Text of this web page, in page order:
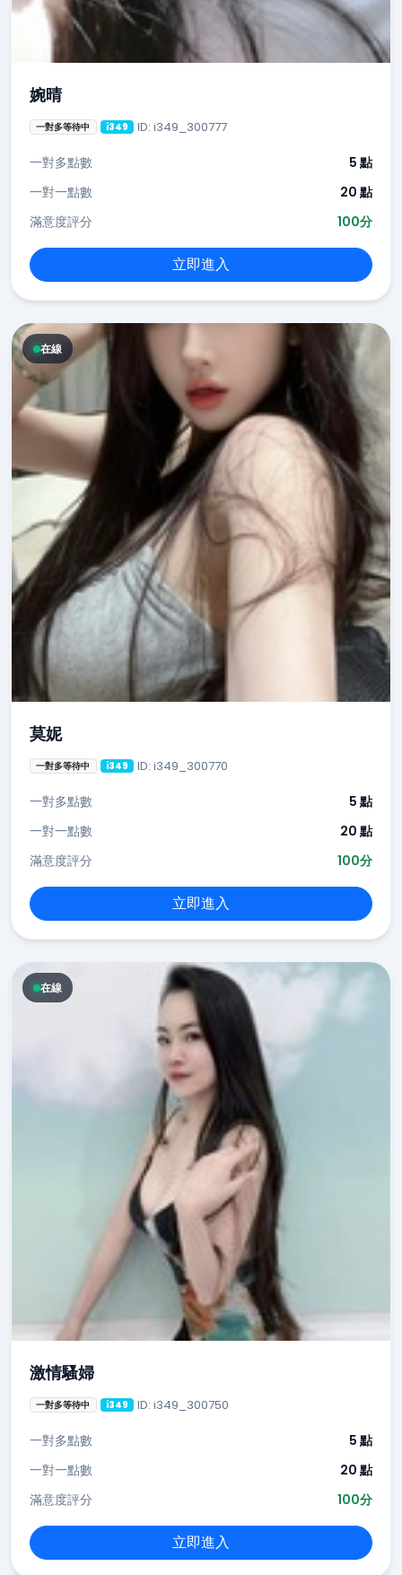
婉晴
一對多等待中 i349 ID: i349_300777
一對多點數
5 點
一對一點數
20 點
滿意度評分
100分
立即進入
在線
莫妮
一對多等待中 i349 ID: i349_300770
一對多點數
5 點
一對一點數
20 點
滿意度評分
100分
立即進入
在線
激情騷婦
一對多等待中 i349 ID: i349_300750
一對多點數
5 點
一對一點數
20 點
滿意度評分
100分
立即進入